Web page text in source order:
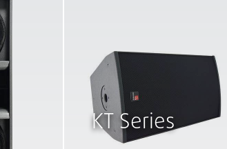
KT Series